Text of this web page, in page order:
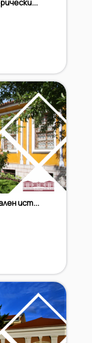
ист...